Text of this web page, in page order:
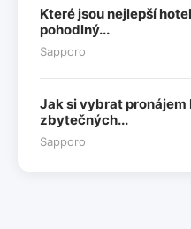
Které jsou nejlepší
pohodlný...
Sapporo
Jak si vybrat pronájem
zbytečných...
Sapporo